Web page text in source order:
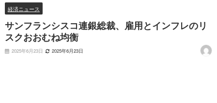
経済ニュース
サンフランシスコ連銀総裁、雇用とインフレのリ
スクおおむね均衡
2025年6月23日 2025年6月23日